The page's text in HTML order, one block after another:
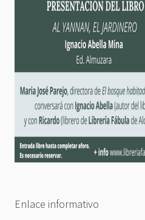
Enlace informativo